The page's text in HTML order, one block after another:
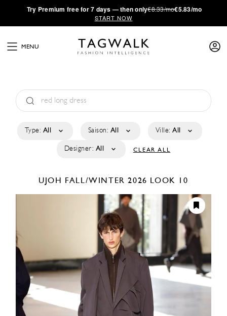
·Try Premium free for 7 days — then only€8.33/mo€5.83/mo
START NOW
MENU
Type: All Saison: All Ville: All
Designer: All CLEAR ALL
UJOH FALL/WINTER 2026 LOOK 10